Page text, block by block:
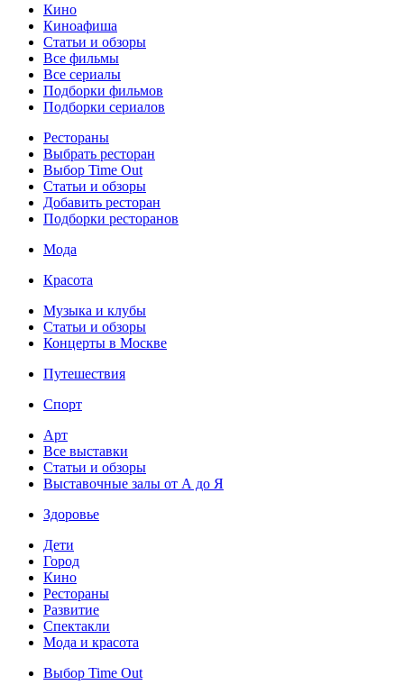
Кино
Киноафиша
Статьи и обзоры
Все фильмы
Все сериалы
Подборки фильмов
Подборки сериалов
Рестораны
Выбрать ресторан
Выбор Time Out
Статьи и обзоры
Добавить ресторан
Подборки ресторанов
Мода
Красота
Музыка и клубы
Статьи и обзоры
Концерты в Москве
Путешествия
Спорт
Арт
Все выставки
Статьи и обзоры
Выставочные залы от А до Я
Здоровье
Дети
Город
Кино
Рестораны
Развитие
Спектакли
Мода и красота
Выбор Time Out